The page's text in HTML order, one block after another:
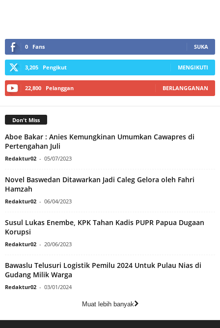
0 Fans SUKA
3,205 Pengikut MENGIKUTI
22,800 Pelanggan BERLANGGANAN
Don't Miss
Aboe Bakar : Anies Kemungkinan Umumkan Cawapres di
Pertengahan Juli
Redaktur02 - 05/07/2023
Novel Baswedan Ditawarkan Jadi Caleg Gelora oleh Fahri
Hamzah
Redaktur02 - 06/04/2023
Susul Lukas Enembe, KPK Tahan Kadis PUPR Papua Dugaan
Korupsi
Redaktur02 - 20/06/2023
Bawaslu Telusuri Logistik Pemilu 2024 Untuk Pulau Nias di
Gudang Milik Warga
Redaktur02 - 03/01/2024
Muat lebih banyak